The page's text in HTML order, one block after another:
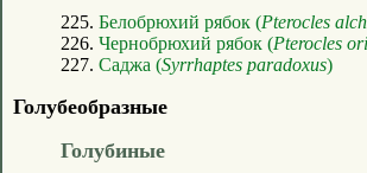
225. Белобрюхий рябок (Pterocles
226. Чернобрюхий рябок (Pterocles
227. Саджа (Syrrhaptes paradoxus)
Голубеобразные
Голубиные